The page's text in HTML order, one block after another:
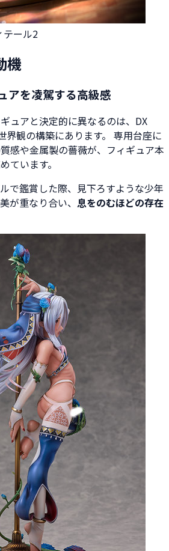
テール2
機
アを凌駕する高級感
ュアと決定的に異なるのは、DX
界観の構築にあります。 専用台座に
感や金属製の薔薇が、フィギュア本
ています。
で鑑賞した際、見下ろすような少年
が重なり合い、 息をのむほどの存在